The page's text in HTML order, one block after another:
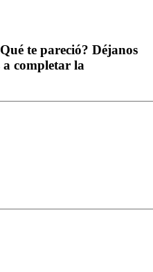
te pareció? Déjanos
completar la